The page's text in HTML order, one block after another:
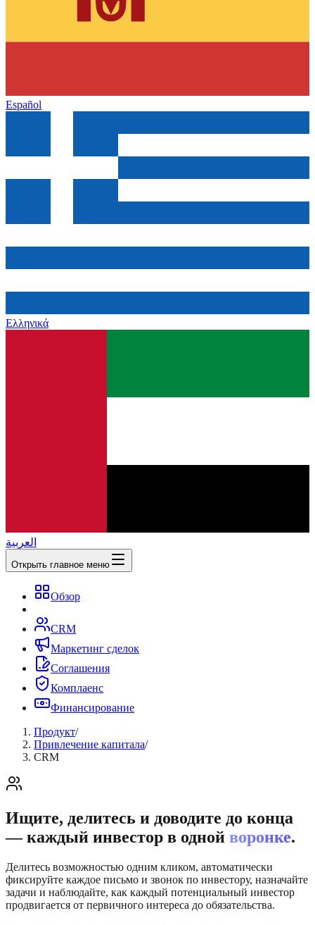
Español
Ελληνικά
العربية
Открыть главное меню
Обзор
CRM
Маркетинг сделок
Соглашения
Комплаенс
Финансирование
Продукт/
Привлечение капитала/
CRM
Ищите, делитесь и доводите до конца
— каждый инвестор в одной воронке.
Делитесь возможностью одним кликом, автоматически
фиксируйте каждое письмо и звонок по инвестору, назначайте
задачи и наблюдайте, как каждый потенциальный инвестор
продвигается от первичного интереса до обязательства.